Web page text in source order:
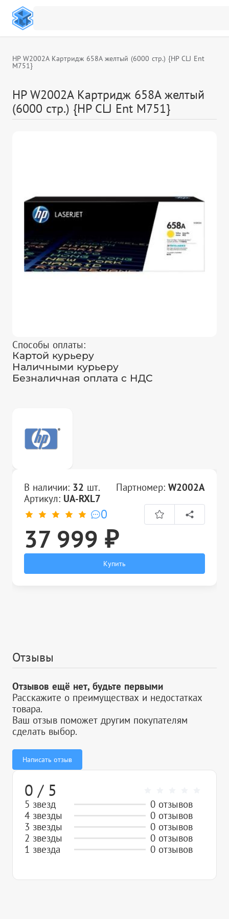
HP W2002A Картридж 658A желтый (6000 стр.) {HP CLJ Ent
M751}
HP W2002A Картридж 658A желтый
(6000 стр.) {HP CLJ Ent M751}
Способы оплаты:
Картой курьеру
Наличными курьеру
Безналичная оплата с НДС
В наличии: 32 шт. Партномер: W2002A
Артикул: UA-RXL7
0
37 999 ₽
Купить
Отзывы
Отзывов ещё нет, будьте первыми
Расскажите о преимуществах и недостатках
товара.
Ваш отзыв поможет другим покупателям
сделать выбор.
Написать отзыв
0 / 5
5 звезд
0 отзывов
4 звезды
0 отзывов
3 звезды
0 отзывов
2 звезды
0 отзывов
1 звезда
0 отзывов